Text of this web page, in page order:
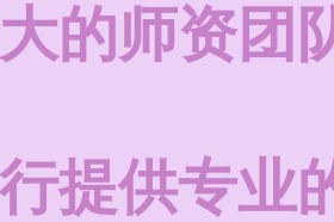
的师资团
提供专业